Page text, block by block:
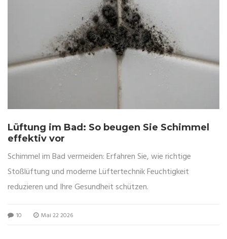
Lüftung im Bad: So beugen Sie Schimmel
effektiv vor
Schimmel im Bad vermeiden: Erfahren Sie, wie richtige
Stoßlüftung und moderne Lüftertechnik Feuchtigkeit
reduzieren und Ihre Gesundheit schützen.
10 Mai 22 2026